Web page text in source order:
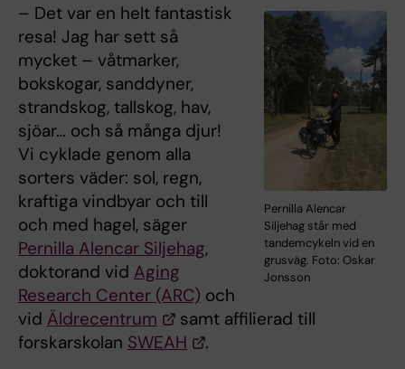
Pernilla Alencar
Siljehag står med
tandemcykeln vid en
grusväg. Foto: Oskar
Jonsson
– Det var en helt fantastisk
resa! Jag har sett så
mycket – våtmarker,
bokskogar, sanddyner,
strandskog, tallskog, hav,
sjöar… och så många djur!
Vi cyklade genom alla
sorters väder: sol, regn,
kraftiga vindbyar och till
och med hagel, säger
Pernilla Alencar Siljehag,
doktorand vid Aging
Research Center (ARC) och
vid Äldrecentrum
samt affilierad till
forskarskolan SWEAH
.